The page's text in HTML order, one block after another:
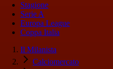
Stagione
Serie A
Europa League
Coppa Italia
Il Milanista
Calciomercato